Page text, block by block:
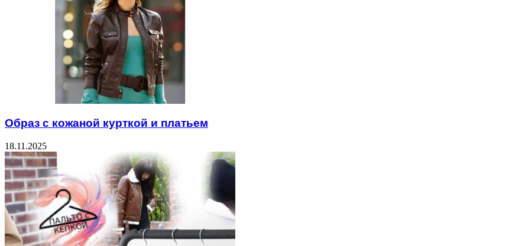
Образ с кожаной курткой и платьем
18.11.2025